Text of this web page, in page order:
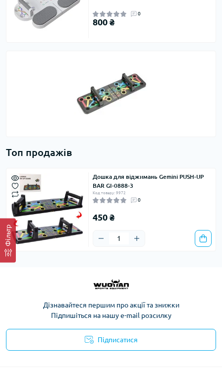
Фільтр
0
800 ₴
Топ продажів
Дошка для віджимань Gemini PUSH-UP
BAR GI-0888-3
Код товару: 9972
0
450 ₴
Дізнавайтеся першим про акції та знижки
Підпишіться на нашу e-mail розсилку
Підписатися